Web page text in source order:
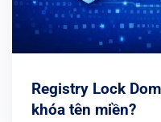
Registry Lock
khóa tên miền?